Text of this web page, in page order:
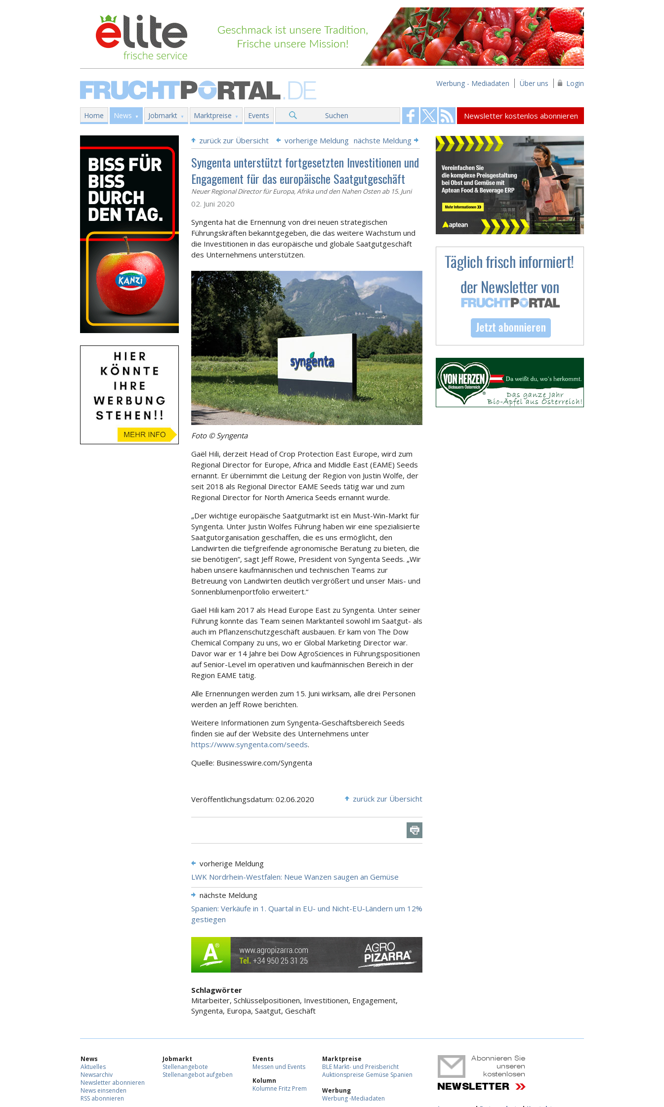
Werbung - Mediadaten Über uns Login
Home News Jobmarkt Marktpreise Events Suchen Newsletter kostenlos abonnieren
zurück zur Übersicht vorherige Meldung nächste Meldung
Syngenta unterstützt fortgesetzten Investitionen und
Engagement für das europäische Saatgutgeschäft
Neuer Regional Director für Europa, Afrika und den Nahen Osten ab 15. Juni
02. Juni 2020
Syngenta hat die Ernennung von drei neuen strategischen
Führungskräften bekanntgegeben, die das weitere Wachstum und
die Investitionen in das europäische und globale Saatgutgeschäft
des Unternehmens unterstützen.
Foto © Syngenta
Gaël Hili, derzeit Head of Crop Protection East Europe, wird zum
Regional Director for Europe, Africa and Middle East (EAME) Seeds
ernannt. Er übernimmt die Leitung der Region von Justin Wolfe, der
seit 2018 als Regional Director EAME Seeds tätig war und zum
Regional Director for North America Seeds ernannt wurde.
„Der wichtige europäische Saatgutmarkt ist ein Must-Win-Markt für
Syngenta. Unter Justin Wolfes Führung haben wir eine spezialisierte
Saatgutorganisation geschaffen, die es uns ermöglicht, den
Landwirten die tiefgreifende agronomische Beratung zu bieten, die
sie benötigen“, sagt Jeff Rowe, President von Syngenta Seeds. „Wir
haben unsere kaufmännischen und technischen Teams zur
Betreuung von Landwirten deutlich vergrößert und unser Mais- und
Sonnenblumenportfolio erweitert.“
Gaël Hili kam 2017 als Head Europe East zu Syngenta. Unter seiner
Führung konnte das Team seinen Marktanteil sowohl im Saatgut- als
auch im Pflanzenschutzgeschäft ausbauen. Er kam von The Dow
Chemical Company zu uns, wo er Global Marketing Director war.
Davor war er 14 Jahre bei Dow AgroSciences in Führungspositionen
auf Senior-Level im operativen und kaufmännischen Bereich in der
Region EAME tätig.
Alle Ernennungen werden zum 15. Juni wirksam, alle drei Personen
werden an Jeff Rowe berichten.
Weitere Informationen zum Syngenta-Geschäftsbereich Seeds
finden sie auf der Website des Unternehmens unter
https://www.syngenta.com/seeds.
Quelle: Businesswire.com/Syngenta
Veröffentlichungsdatum: 02.06.2020 zurück zur Übersicht
vorherige Meldung
LWK Nordrhein-Westfalen: Neue Wanzen saugen an Gemüse
nächste Meldung
Spanien: Verkäufe in 1. Quartal in EU- und Nicht-EU-Ländern um 12%
gestiegen
Schlagwörter
Mitarbeiter, Schlüsselpositionen, Investitionen, Engagement,
Syngenta, Europa, Saatgut, Geschäft
News
Aktuelles
Newsarchiv
Newsletter abonnieren
News einsenden
RSS abonnieren
Jobmarkt
Stellenangebote
Stellenangebot aufgeben
Events
Messen und Events
Kolumn
Kolumne Fritz Prem
Marktpreise
BLE Markt- und Preisbericht
Auktionspreise Gemüse Spanien
Werbung
Werbung -Mediadaten